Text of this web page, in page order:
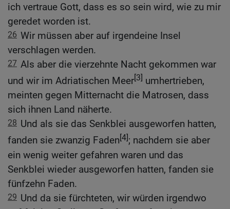
ich vertraue Gott, dass es so sein wird, wie zu mir
geredet worden ist.
26 Wir müssen aber auf irgendeine Insel
verschlagen werden.
27 Als aber die vierzehnte Nacht gekommen war
und wir im Adriatischen Meer[3] umhertrieben,
meinten gegen Mitternacht die Matrosen, dass
sich ihnen Land näherte.
28 Und als sie das Senkblei ausgeworfen hatten,
fanden sie zwanzig Faden[4]; nachdem sie aber
ein wenig weiter gefahren waren und das
Senkblei wieder ausgeworfen hatten, fanden sie
fünfzehn Faden.
29 Und da sie fürchteten, wir würden irgendwo